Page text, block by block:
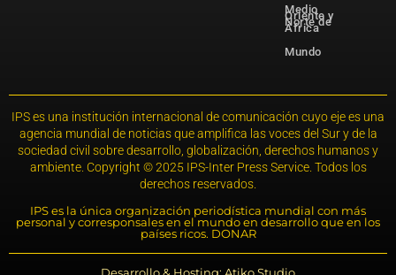
Medio
Oriente y
Norte de
África
Mundo
IPS es una institución internacional de comunicación cuyo eje es una
agencia mundial de noticias que amplifica las voces del Sur y de la
sociedad civil sobre desarrollo, globalización, derechos humanos y
ambiente. Copyright © 2025 IPS-Inter Press Service. Todos los
derechos reservados.
IPS es la única organización periodística mundial con más
personal y corresponsales en el mundo en desarrollo que en los
países ricos. DONAR